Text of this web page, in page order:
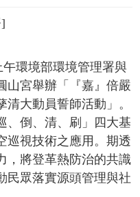
環境部環境管理署與
山宮舉辦「『嘉』倍嚴
大動員誓師活動」。
、倒、清、刷」四大基
巡視技術之應用。期透
，將登革熱防治的共識
民眾落實源頭管理與社